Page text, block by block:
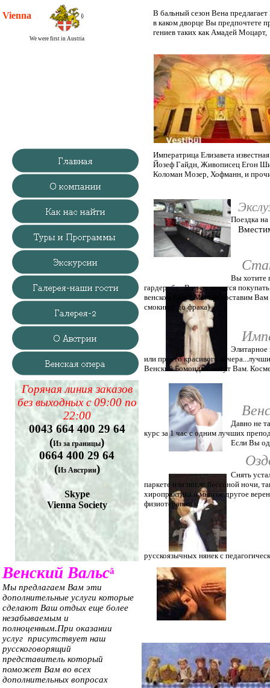
Поездка на бал, дискотеку
Вместимость 8
Стань
Вы хотите попасть на
гардероба...Вам не хочется
венском балу? Мы
смокинга до фрака)
Имперский
Элитарное
или просто красивого
Венский Бомонд помогут
Венский
Давно не танцевали
курс за 1 час с одним
Если Вы одни то также
Снять усталость до
паркете или после
хиропрактика и многое
физиотерапии и
Родители на
русскоязычных нянек с
Венский Вальсâ
Мы предлагаем Вам эти
дополнительные услуги которые
сделают Ваш отдых еще более
незабываемым и
полноценным.При оказании
услуг присутствует наш
русскоговорящий
представитель который
поможет Вам во всех
дополнительных вопросах
Vienna Society®
We were first in Austria
В бальный сезон Вена
в каком дворце Вы предпочтете
гениев таких как Амадей Моцарт,
Императрица Елизавета
Йозеф Гайдн, Живописец Егон
Коломан Мозер, Хофманн, и
Горячая линия заказов
без выходных с 09:00 по
22:00
0043 664 400 29 64
(Из за границы)
0664 400 29 64
(Из Австрии)
Skype
Vienna Society